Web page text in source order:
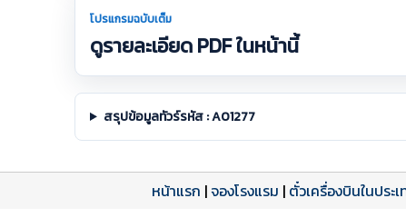
โปรแกรมฉบับเต็ม
ดูรายละเอียด PDF ในหน้านี้
สรุปข้อมูลทัวร์รหัส : A01277
หน้าแรก |จองโรงแรม | ตั๋วเครื่องบินในประ